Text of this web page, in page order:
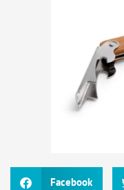
Facebook